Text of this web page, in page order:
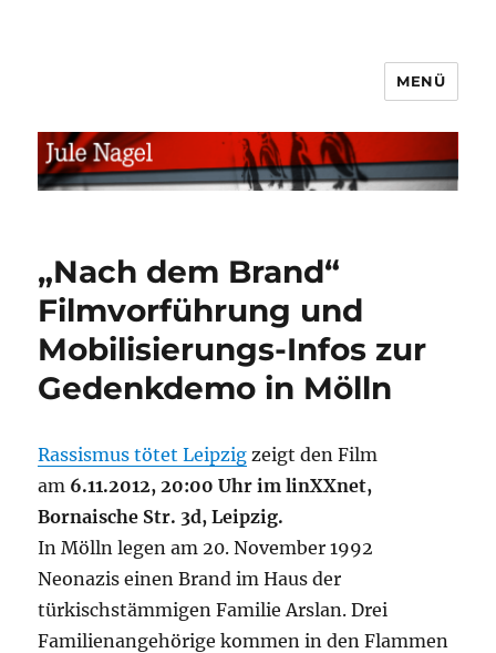
MENÜ
„Nach dem Brand“
Filmvorführung und
Mobilisierungs-Infos zur
Gedenkdemo in Mölln
Rassismus tötet Leipzig zeigt den Film
am 6.11.2012, 20:00 Uhr im linXXnet,
Bornaische Str. 3d, Leipzig.
In Mölln legen am 20. November 1992
Neonazis einen Brand im Haus der
türkischstämmigen Familie Arslan. Drei
Familienangehörige kommen in den Flammen